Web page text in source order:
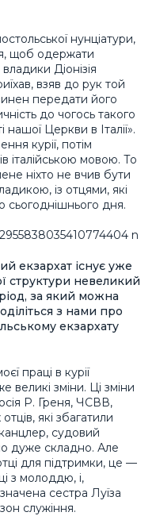
нунціатури,
щоб одержати
Діонізія
взяв до рук той
передати його
до чогось такого
Церкви в Італії».
курії, потім
італійською мовою. То
ніхто не вчив бути
із отцями, які
сьогоднішнього дня.
екзархат існує уже
структури невеликий
за який можна
з нами про
екзархату
праці в курії
великі зміни. Ці зміни
Р. Греня, ЧСВВ,
які збагатили
судовий
дуже складно. Але
для підтримки, це —
з молоддю, і,
сестра Луїза
служіння.